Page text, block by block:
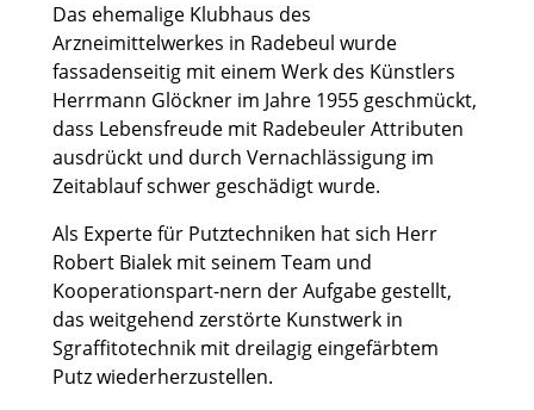
Das ehemalige Klubhaus des
Arzneimittelwerkes in Radebeul wurde
fassadenseitig mit einem Werk des Künstlers
Herrmann Glöckner im Jahre 1955 geschmückt,
dass Lebensfreude mit Radebeuler Attributen
ausdrückt und durch Vernachlässigung im
Zeitablauf schwer geschädigt wurde.
Als Experte für Putztechniken hat sich Herr
Robert Bialek mit seinem Team und
Kooperationspart-nern der Aufgabe gestellt,
das weitgehend zerstörte Kunstwerk in
Sgraffitotechnik mit dreilagig eingefärbtem
Putz wiederherzustellen.